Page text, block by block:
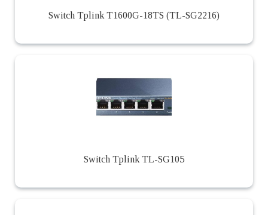
Switch Tplink T1600G-18TS (TL-SG2216)
Switch Tplink TL-SG105